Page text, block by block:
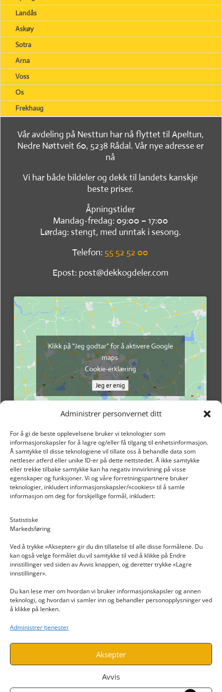
Administrer personvernet ditt
For å gi de beste opplevelsene bruker vi teknologier som
informasjonskapsler for å lagre og/eller få tilgang til enhetsinformasjon.
Å samtykke til disse teknologiene vil tillate oss å behandle data som
nettleser atferd eller unike ID-er på dette nettstedet. Å ikke samtykke
eller trekke tilbake samtykke kan ha negativ innvirkning på visse
egenskaper og funksjoner. Vi og våre forretningspartnere bruker
teknologier, inkludert informasjonskapsler/«cookies» til å samle
informasjon om deg for forskjellige formål, inkludert:
Statistiske
Markedsføring
Ved å trykke «Aksepter» gir du din tillatelse til alle disse formålene. Du
kan også velge formålet du vil samtykke til ved å klikke på Endre
innstillinger ved siden av Avvis knappen, og deretter trykke «Lagre
innstillinger».
Du kan lese mer om hvordan vi bruker informasjonskapsler og annen
teknologi, og hvordan vi samler inn og behandler personopplysninger ved
å klikke på lenken.
Administrer tjenester
Aksepter
Avvis
Landås
Askøy
Sotra
Arna
Voss
Os
Frekhaug
Vår avdeling på Nesttun har nå flyttet til Apeltun,
Nedre Nøttveit 60, 5238 Rådal. Vår nye adresse er
nå
Vi har både bildeler og dekk til landets kanskje
beste priser.
Åpningstider
Mandag-fredag: 09:00 – 17:00
Lørdag: stengt, med unntak i sesong.
Telefon: 55 52 52 00
Epost: post@dekkogdeler.com
Klikk på "Jeg godtar" for å aktivere Google
maps
Cookie-erklæring
Jeg er enig
INFORMASJON
Personvern